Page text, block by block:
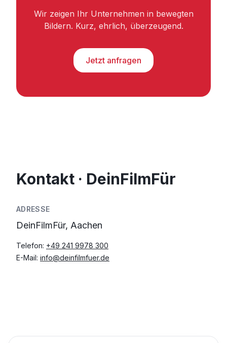
Wir zeigen Ihr Unternehmen in bewegten
Bildern. Kurz, ehrlich, überzeugend.
Jetzt anfragen
Kontakt · DeinFilmFür
ADRESSE
DeinFilmFür, Aachen
Telefon: +49 241 9978 300
E-Mail: info@deinfilmfuer.de